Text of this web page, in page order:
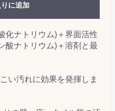
に追加
化ナトリウム)＋界面活性
酸ナトリウム)＋溶剤と最
い汚れに効果を発揮しま